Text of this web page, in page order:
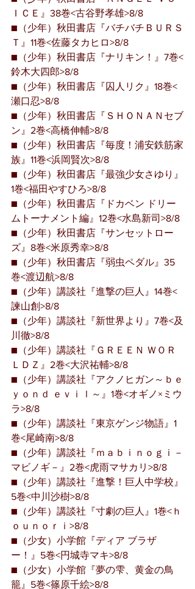
ＩＣＥ』38巻<古谷野孝雄>8/8
■（少年）秋田書店『バチバチＢＵＲＳ
Ｔ』11巻<佐藤タカヒロ>8/8
■（少年）秋田書店『ナリキン！』7巻<
鈴木大四郎>8/8
■（少年）秋田書店『囚人リク』18巻<
瀬口忍>8/8
■（少年）秋田書店『ＳＨＯＮＡＮセブ
ン』2巻<高橋伸輔>8/8
■（少年）秋田書店『毎度！浦安鉄筋家
族』11巻<浜岡賢次>8/8
■（少年）秋田書店『最強少女さゆり』
1巻<福田やすひろ>8/8
■（少年）秋田書店『ドカベン ドリー
ムトーナメント編』12巻<水島新司>8/8
■（少年）秋田書店『サンセットロー
ズ』8巻<米原秀幸>8/8
■（少年）秋田書店『弱虫ペダル』35
巻<渡辺航>8/8
■（少年）講談社『進撃の巨人』14巻<
諫山創>8/8
■（少年）講談社『新世界より』7巻<及
川徹>8/8
■（少年）講談社『ＧＲＥＥＮ ＷＯＲ
ＬＤＺ』2巻<大沢祐輔>8/8
■（少年）講談社『アクノヒガン～ｂｅ
ｙｏｎｄ ｅｖｉｌ～』1巻<オギノ×ミウ
ラ>8/8
■（少年）講談社『東京ゲンジ物語』1
巻<尾崎南>8/8
■（少年）講談社『ｍａｂｉｎｏｇｉ－
マビノギ－』2巻<虎雨マサカリ>8/8
■（少年）講談社『進撃！巨人中学校』
5巻<中川沙樹>8/8
■（少年）講談社『寸劇の巨人』1巻<ｈ
ｏｕｎｏｒｉ>8/8
■（少女）小学館『ディア ブラザ
ー！』5巻<円城寺マキ>8/8
■（少女）小学館『夢の雫、黄金の鳥
籠』5巻<篠原千絵>8/8